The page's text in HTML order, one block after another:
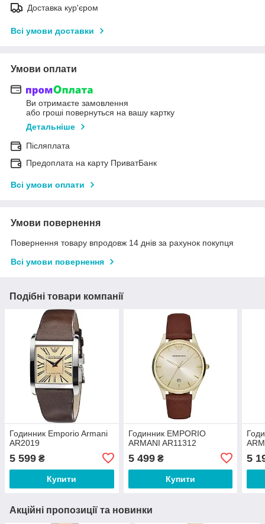
Доставка кур'єром
Всі умови доставки
Умови оплати
Ви отримаєте замовлення
або гроші повернуться на вашу картку
Детальніше
Післяплата
Предоплата на карту ПриватБанк
Всі умови оплати
Умови повернення
Повернення товару впродовж 14 днів за рахунок покупця
Всі умови повернення
Подібні товари компанії
Годинник Emporio Armani
AR2019
5 599 ₴
Купити
Годинник EMPORIO
ARMANI AR11312
5 499₴
Купити
5
Акційні пропозиції та новинки